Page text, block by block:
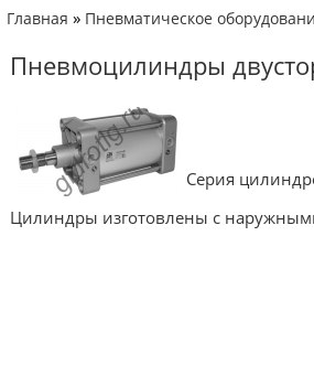
Главная » Пневматическое
Пневмоцилиндры
Серия
Цилиндры изготовлены с